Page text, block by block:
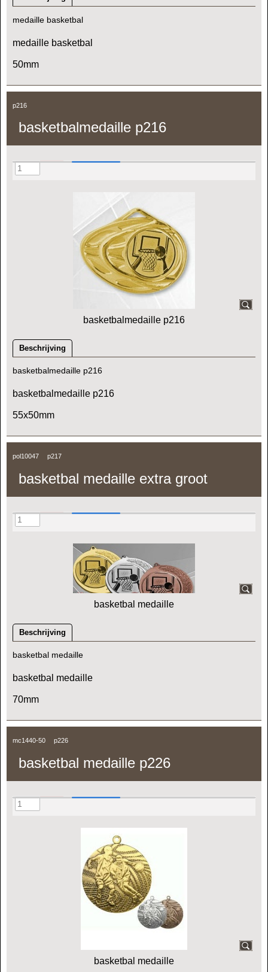
medaille basketbal
medaille basketbal
50mm
p216
basketbalmedaille p216
basketbalmedaille p216
Beschrijving
basketbalmedaille p216
basketbalmedaille p216
55x50mm
pol10047 p217
basketbal medaille extra groot
basketbal medaille
Beschrijving
basketbal medaille
basketbal medaille
70mm
mc1440-50 p226
basketbal medaille p226
basketbal medaille